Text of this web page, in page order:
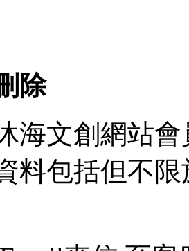
除
海文創網站
料包括但不